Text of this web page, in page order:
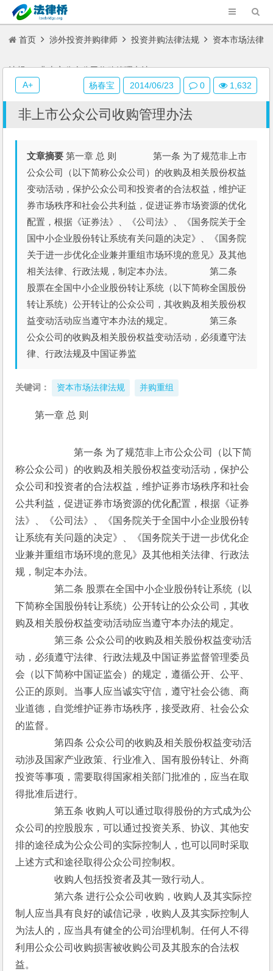
首页 涉外投资并购律师 投资并购法律法规 资本市场法律
法规 非上市公众公司收购管理办法
非上市公众公司收购管理办法
文章摘要 第一章 总 则 第一条 为了规范非上市
公众公司（以下简称公众公司）的收购及相关股份权益
变动活动，保护公众公司和投资者的合法权益，维护证
券市场秩序和社会公共利益，促进证券市场资源的优化
配置，根据《证券法》、《公司法》、《国务院关于全
国中小企业股份转让系统有关问题的决定》、《国务院
关于进一步优化企业兼并重组市场环境的意见》及其他
相关法律、行政法规，制定本办法。 第二条
股票在全国中小企业股份转让系统（以下简称全国股份
转让系统）公开转让的公众公司，其收购及相关股份权
益变动活动应当遵守本办法的规定。 第三条
公众公司的收购及相关股份权益变动活动，必须遵守法
律、行政法规及中国证券监
关键词： 资本市场法律法规 并购重组
第一章 总 则
第一条 为了规范非上市公众公司（以下简
称公众公司）的收购及相关股份权益变动活动，保护公
众公司和投资者的合法权益，维护证券市场秩序和社会
公共利益，促进证券市场资源的优化配置，根据《证券
法》、《公司法》、《国务院关于全国中小企业股份转
让系统有关问题的决定》、《国务院关于进一步优化企
业兼并重组市场环境的意见》及其他相关法律、行政法
规，制定本办法。
第二条 股票在全国中小企业股份转让系统（以
下简称全国股份转让系统）公开转让的公众公司，其收
购及相关股份权益变动活动应当遵守本办法的规定。
第三条 公众公司的收购及相关股份权益变动活
动，必须遵守法律、行政法规及中国证券监督管理委员
会（以下简称中国证监会）的规定，遵循公开、公平、
公正的原则。当事人应当诚实守信，遵守社会公德、商
业道德，自觉维护证券市场秩序，接受政府、社会公众
的监督。
第四条 公众公司的收购及相关股份权益变动活
动涉及国家产业政策、行业准入、国有股份转让、外商
投资等事项，需要取得国家相关部门批准的，应当在取
得批准后进行。
第五条 收购人可以通过取得股份的方式成为公
众公司的控股股东，可以通过投资关系、协议、其他安
排的途径成为公众公司的实际控制人，也可以同时采取
上述方式和途径取得公众公司控制权。
收购人包括投资者及其一致行动人。
第六条 进行公众公司收购，收购人及其实际控
制人应当具有良好的诚信记录，收购人及其实际控制人
为法人的，应当具有健全的公司治理机制。任何人不得
利用公众公司收购损害被收购公司及其股东的合法权
益。
杨春宝 2014/06/23 0 1,632
A+